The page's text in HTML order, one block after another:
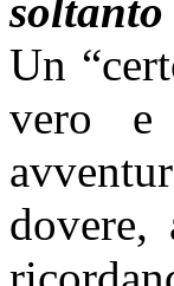
soltanto
Un
vero e